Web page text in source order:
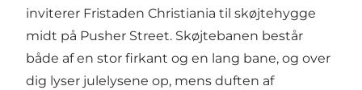
inviterer Fristaden Christiania til skøjtehygge
midt på Pusher Street. Skøjtebanen består
både af en stor firkant og en lang bane, og over
dig lyser julelysene op, mens duften af